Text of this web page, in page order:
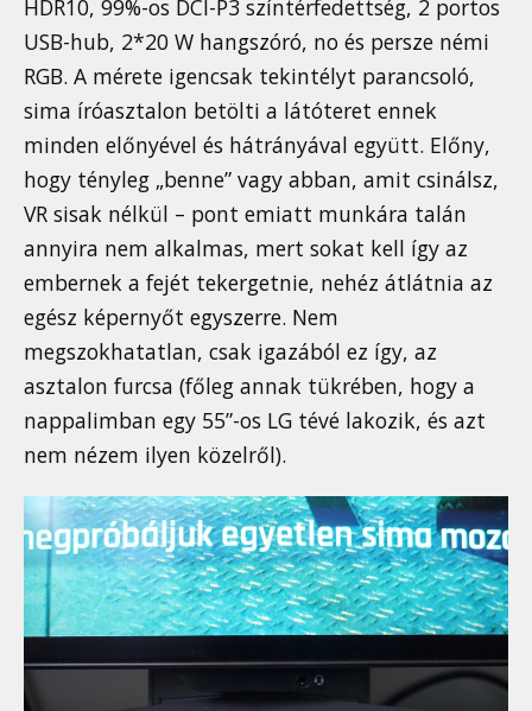
HDR10, 99%-os DCI-P3 színtérfedettség, 2 portos
USB-hub, 2*20 W hangszóró, no és persze némi
RGB. A mérete igencsak tekintélyt parancsoló,
sima íróasztalon betölti a látóteret ennek
minden előnyével és hátrányával együtt. Előny,
hogy tényleg „benne” vagy abban, amit csinálsz,
VR sisak nélkül – pont emiatt munkára talán
annyira nem alkalmas, mert sokat kell így az
embernek a fejét tekergetnie, nehéz átlátnia az
egész képernyőt egyszerre. Nem
megszokhatatlan, csak igazából ez így, az
asztalon furcsa (főleg annak tükrében, hogy a
nappalimban egy 55”-os LG tévé lakozik, és azt
nem nézem ilyen közelről).